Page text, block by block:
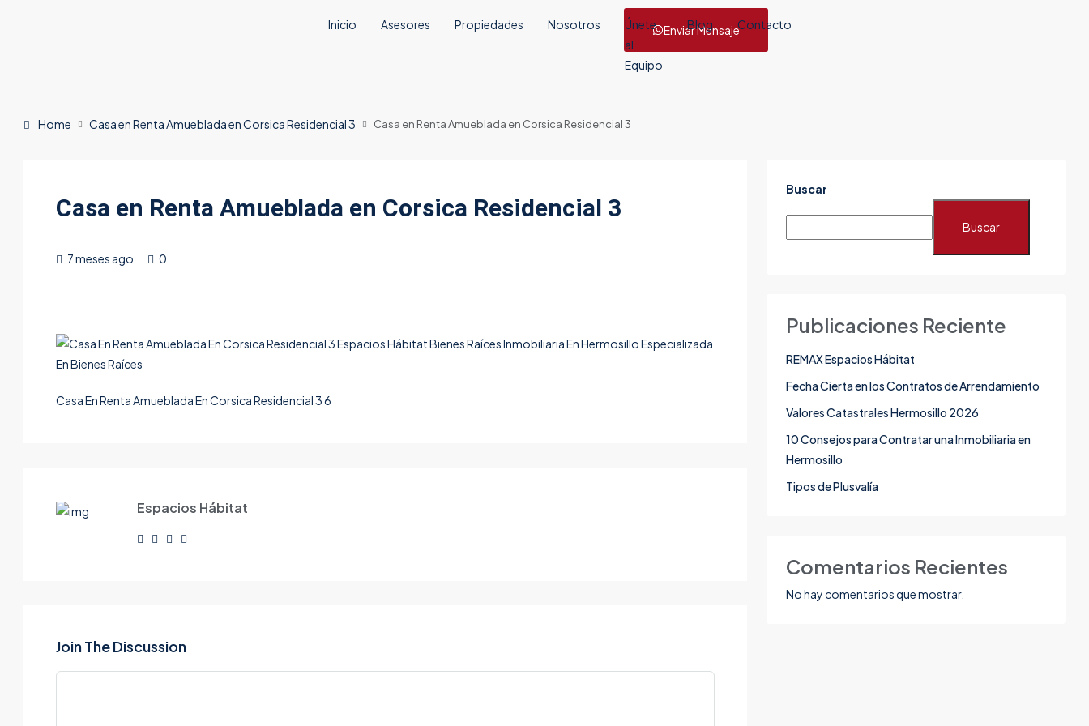
Inicio Asesores Propiedades Nosotros
Únete
al
Equipo
Blog Contacto
Enviar Mensaje
Home Casa en Renta Amueblada en Corsica Residencial 3 Casa en Renta Amueblada en Corsica Residencial 3
Casa en Renta Amueblada en Corsica Residencial 3
7 meses ago 0
Casa En Renta Amueblada En Corsica Residencial 3 6
Espacios Hábitat
Join The Discussion
Buscar
Buscar
Publicaciones Reciente
REMAX Espacios Hábitat
Fecha Cierta en los Contratos de Arrendamiento
Valores Catastrales Hermosillo 2026
10 Consejos para Contratar una Inmobiliaria en
Hermosillo
Tipos de Plusvalía
Comentarios Recientes
No hay comentarios que mostrar.